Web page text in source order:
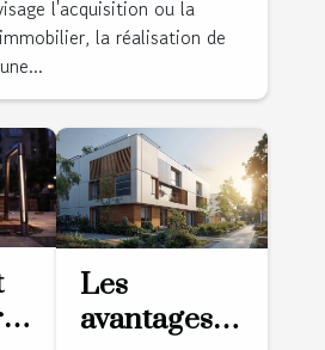
l'acquisition ou la
la réalisation de
Les
avantages